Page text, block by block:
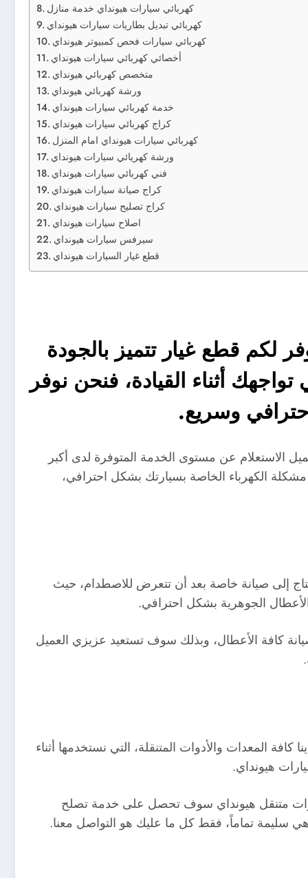
كهربائي سيارات هيونداي خدمة منازل
كهربائي تبديل بطاريات سيارات هيونداي
كهربائي سيارات فحص كمبيوتر هيونداي
أخصائي كهربائي سيارات هيونداي
متخصص كهربائي هيونداي
ورشة كهربائي هيونداي
خدمة كهربائي سيارات هيونداي
كراج كهربائي سيارات هيونداي
كهربائي سيارات هيونداي امام المنزل
ورشة كهريائي سيارات هيونداي
فني كهربائي سيارات هيونداي
كراج صيانة سيارات هيونداي
كراج تصليح سيارات هيونداي
اصلاح سيارات هيونداي
سيرفس سيارات هيونداي
قطع غيار السيارات هيونداي
لكم قطع غيار تتميز بالجودة
أثناء القيادة، فنحن نوفر
وسريع.
الاستعلام عن مستوى الخدمة المتوفرة لدى أكبر
الكهرباء الخاصة بسيارتك بشكل احترافي،
إلى صيانة خاصة بعد أن تتعرض للاصطدام، حيث
الجوهرية بشكل احترافي.
كافة الأعطال، وبذلك سوف تستعيد عزيزي العميل
المعدات والأدوات المتنقلة، التي نستخدمها أثناء
هيونداي.
متنقل هيونداي سوف تحصل على خدمة تصلح
سليمة تماماً، فقط كل ما عليك هو التواصل معنا.